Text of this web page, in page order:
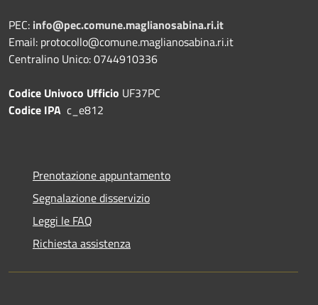
PEC: info@pec.comune.maglianosabina.ri.it
Email: protocollo@comune.maglianosabina.ri.it
Centralino Unico: 0744910336
Codice Univoco Ufficio UF37PC
Codice IPA c_e812
Prenotazione appuntamento
Segnalazione disservizio
Leggi le FAQ
Richiesta assistenza